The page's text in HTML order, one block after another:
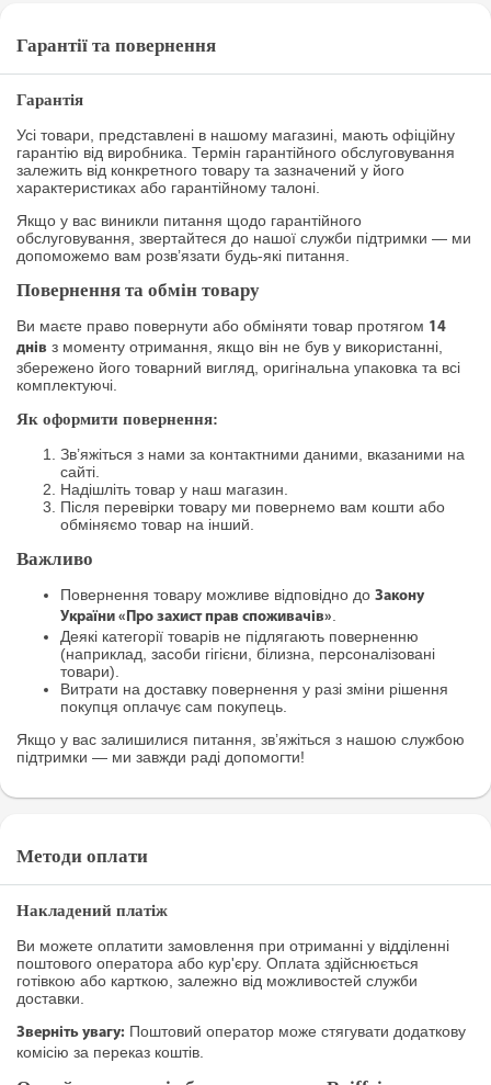
Гарантії та повернення
Гарантія
Усі товари, представлені в нашому магазині, мають офіційну
гарантію від виробника. Термін гарантійного обслуговування
залежить від конкретного товару та зазначений у його
характеристиках або гарантійному талоні.
Якщо у вас виникли питання щодо гарантійного
обслуговування, звертайтеся до нашої служби підтримки — ми
допоможемо вам розв’язати будь-які питання.
Повернення та обмін товару
Ви маєте право повернути або обміняти товар протягом 14
днів з моменту отримання, якщо він не був у використанні,
збережено його товарний вигляд, оригінальна упаковка та всі
комплектуючі.
Як оформити повернення:
Зв’яжіться з нами за контактними даними, вказаними на
сайті.
Надішліть товар у наш магазин.
Після перевірки товару ми повернемо вам кошти або
обміняємо товар на інший.
Важливо
Повернення товару можливе відповідно до Закону
України «Про захист прав споживачів».
Деякі категорії товарів не підлягають поверненню
(наприклад, засоби гігієни, білизна, персоналізовані
товари).
Витрати на доставку повернення у разі зміни рішення
покупця оплачує сам покупець.
Якщо у вас залишилися питання, зв’яжіться з нашою службою
підтримки — ми завжди раді допомогти!
Методи оплати
Накладений платіж
Ви можете оплатити замовлення при отриманні у відділенні
поштового оператора або кур'єру. Оплата здійснюється
готівкою або карткою, залежно від можливостей служби
доставки.
Зверніть увагу: Поштовий оператор може стягувати додаткову
комісію за переказ коштів.